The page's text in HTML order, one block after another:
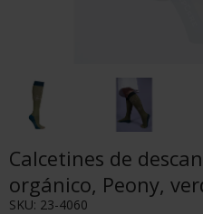
Calcetines de
orgánico, Peony,
SKU: 23-4060